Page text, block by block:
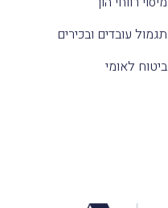
תגמול עובדים ובכירים
ביטוח לאומי